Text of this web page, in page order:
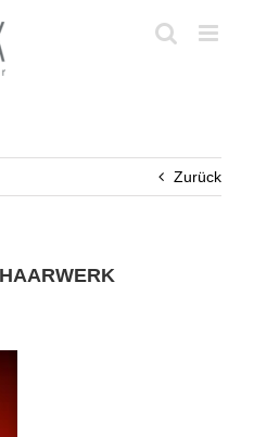
Zurück